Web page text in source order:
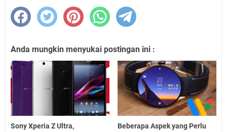
Anda mungkin menyukai postingan ini :
Sony Xperia Z Ultra,
Beberapa Aspek yang Perlu